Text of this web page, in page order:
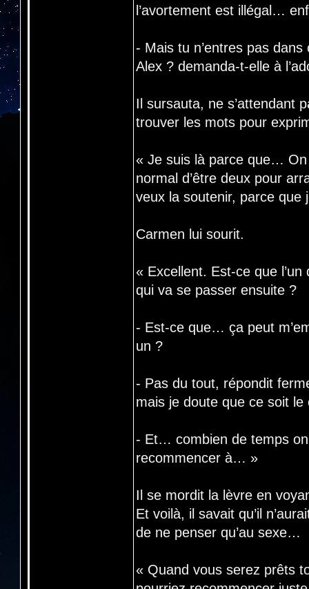
l’avortement est illégal…
- Mais tu n’entres pas
Alex ? demanda-t-elle à
Il sursauta, ne s’attendant
trouver les mots pour
« Je suis là parce que… On
normal d’être deux pour
veux la soutenir, parce que
Carmen lui sourit.
« Excellent. Est-ce que
qui va se passer ensuite ?
- Est-ce que… ça peut
un ?
- Pas du tout, répondit
mais je doute que ce soit le
- Et… combien de temps
recommencer à… »
Il se mordit la lèvre en
Et voilà, il savait qu’il
de ne penser qu’au sexe…
« Quand vous serez prêts